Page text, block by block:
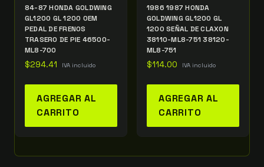
84-87 HONDA GOLDWING
GL1200 GL 1200 OEM
PEDAL DE FRENOS
TRASERO DE PIE 46500-
ML8-700
$294.41 IVA incluido
AGREGAR AL
CARRITO
1986 1987 HONDA
GOLDWING GL1200 GL
1200 SEÑAL DE CLAXON
38110-ML8-751 38120-
ML8-751
$114.00 IVA incluido
AGREGAR AL
CARRITO